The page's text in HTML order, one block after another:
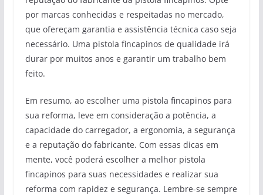
por marcas conhecidas e respeitadas no mercado,
que ofereçam garantia e assistência técnica caso seja
necessário. Uma pistola fincapinos de qualidade irá
durar por muitos anos e garantir um trabalho bem
feito.
Em resumo, ao escolher uma pistola fincapinos para
sua reforma, leve em consideração a potência, a
capacidade do carregador, a ergonomia, a segurança
e a reputação do fabricante. Com essas dicas em
mente, você poderá escolher a melhor pistola
fincapinos para suas necessidades e realizar sua
reforma com rapidez e segurança. Lembre-se sempre